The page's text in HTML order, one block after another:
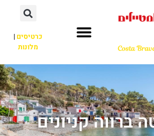
כרטיסים|
מלונות
ברווה קניונים